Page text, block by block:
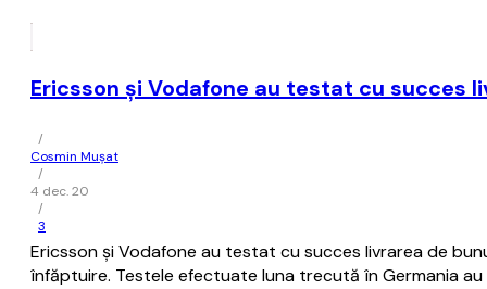
Ericsson şi Vodafone au testat cu succes
/
Cosmin Mușat
/
4 dec. 20
/
3
Ericsson și Vodafone au testat cu succes livrarea de
înfăptuire. Testele efectuate luna trecută în Germania